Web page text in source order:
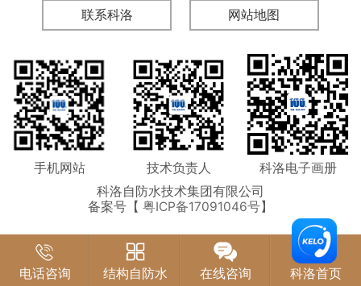
联系科洛 网站地图
手机网站 技术负责人
科洛电子画册
科洛自防水技术集团有限公司
备案号【 粤ICP备17091046号】
电话咨询 结构自防水 在线咨询 科洛首页